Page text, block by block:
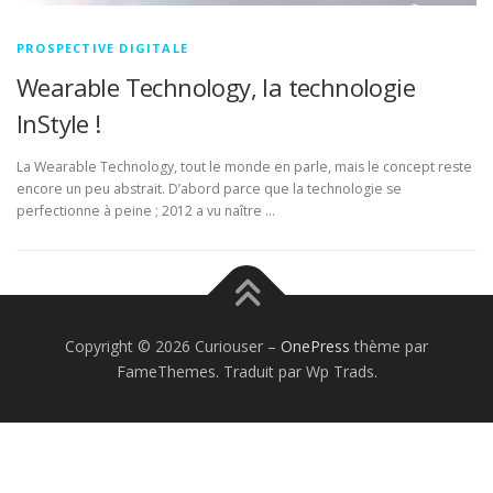
PROSPECTIVE DIGITALE
Wearable Technology, la technologie
InStyle !
La Wearable Technology, tout le monde en parle, mais le concept reste
encore un peu abstrait. D’abord parce que la technologie se
perfectionne à peine ; 2012 a vu naître …
Copyright © 2026 Curiouser – OnePress thème par
FameThemes. Traduit par Wp Trads.